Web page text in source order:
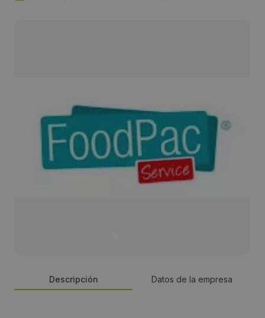
Descripción Datos de la empresa